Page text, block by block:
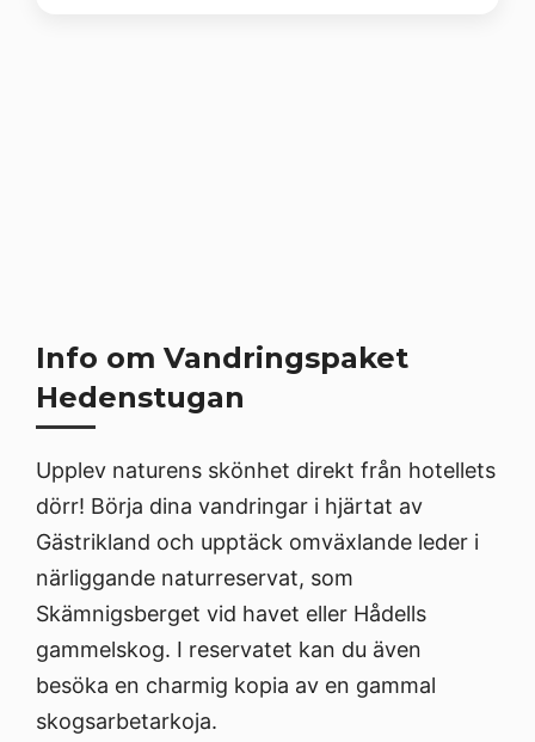
Info om Vandringspaket
Hedenstugan
Upplev naturens skönhet direkt från hotellets
dörr! Börja dina vandringar i hjärtat av
Gästrikland och upptäck omväxlande leder i
närliggande naturreservat, som
Skämnigsberget vid havet eller Hådells
gammelskog. I reservatet kan du även
besöka en charmig kopia av en gammal
skogsarbetarkoja.